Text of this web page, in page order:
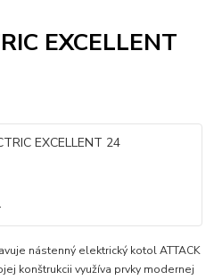
EXCELLENT
nástenný elektrický kotol ATTACK
konštrukcii využíva prvky modernej